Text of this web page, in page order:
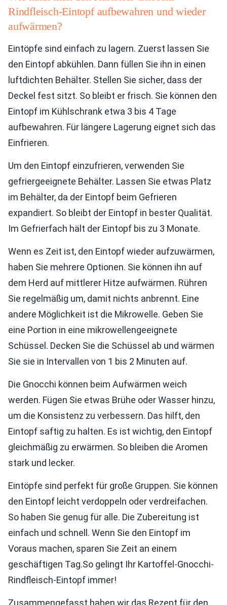
Rindfleisch-Eintopf aufbewahren und wieder
aufwärmen?
Eintöpfe sind einfach zu lagern. Zuerst lassen Sie
den Eintopf abkühlen. Dann füllen Sie ihn in einen
luftdichten Behälter. Stellen Sie sicher, dass der
Deckel fest sitzt. So bleibt er frisch. Sie können den
Eintopf im Kühlschrank etwa 3 bis 4 Tage
aufbewahren. Für längere Lagerung eignet sich das
Einfrieren.
Um den Eintopf einzufrieren, verwenden Sie
gefriergeeignete Behälter. Lassen Sie etwas Platz
im Behälter, da der Eintopf beim Gefrieren
expandiert. So bleibt der Eintopf in bester Qualität.
Im Gefrierfach hält der Eintopf bis zu 3 Monate.
Wenn es Zeit ist, den Eintopf wieder aufzuwärmen,
haben Sie mehrere Optionen. Sie können ihn auf
dem Herd auf mittlerer Hitze aufwärmen. Rühren
Sie regelmäßig um, damit nichts anbrennt. Eine
andere Möglichkeit ist die Mikrowelle. Geben Sie
eine Portion in eine mikrowellengeeignete
Schüssel. Decken Sie die Schüssel ab und wärmen
Sie sie in Intervallen von 1 bis 2 Minuten auf.
Die Gnocchi können beim Aufwärmen weich
werden. Fügen Sie etwas Brühe oder Wasser hinzu,
um die Konsistenz zu verbessern. Das hilft, den
Eintopf saftig zu halten. Es ist wichtig, den Eintopf
gleichmäßig zu erwärmen. So bleiben die Aromen
stark und lecker.
Eintöpfe sind perfekt für große Gruppen. Sie können
den Eintopf leicht verdoppeln oder verdreifachen.
So haben Sie genug für alle. Die Zubereitung ist
einfach und schnell. Wenn Sie den Eintopf im
Voraus machen, sparen Sie Zeit an einem
geschäftigen Tag.So gelingt Ihr Kartoffel-Gnocchi-
Rindfleisch-Eintopf immer!